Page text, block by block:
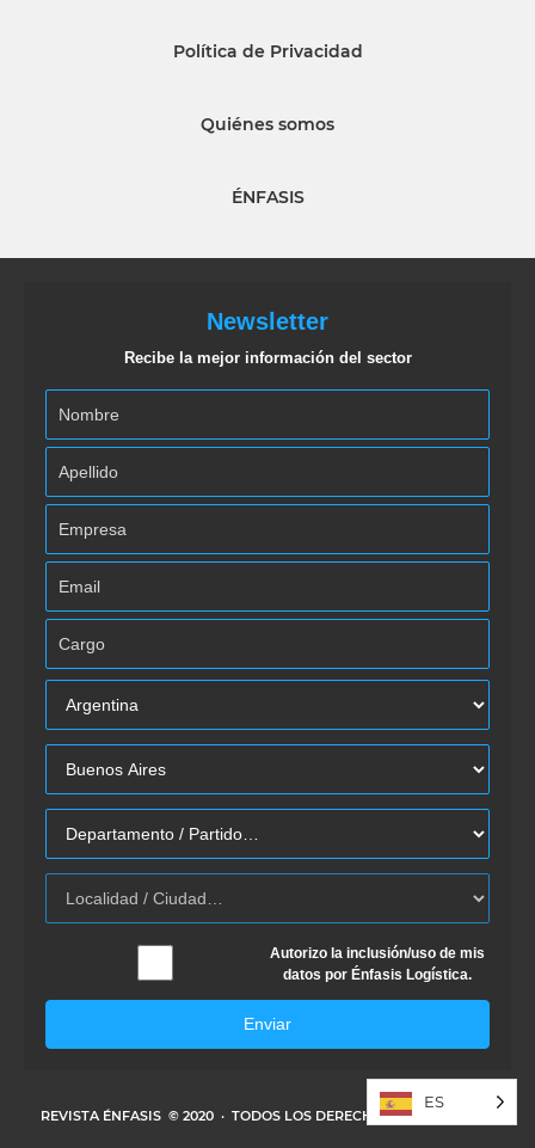
Política de Privacidad
Quiénes somos
ÉNFASIS
Newsletter
Recibe la mejor información del sector
Autorizo la inclusión/uso de mis
datos por Énfasis Logística.
Enviar
REVISTA ÉNFASIS © 2020 · TODOS LOS DERECHOS RESERVADOS
ES